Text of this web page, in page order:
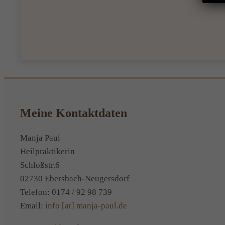
Meine Kontaktdaten
Manja Paul
Heilpraktikerin
Schloßstr.6
02730 Ebersbach-Neugersdorf
Telefon: 0174 / 92 98 739
Email: info [at] manja-paul.de